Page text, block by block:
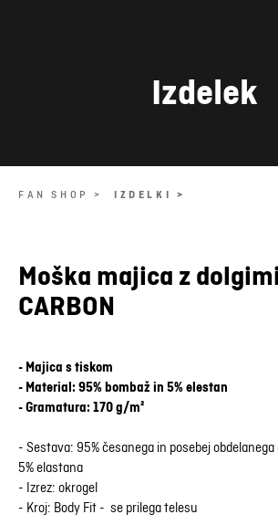
Izdelek
FAN SHOP > IZDELKI >
Moška majica z
CARBON
- Majica s tiskom
- Material: 95% bombaž in 5% elestan
- Gramatura: 170 g/m²
- Sestava: 95% česanega in posebej
5% elastana
- Izrez: okrogel
- Kroj: Body Fit - se prilega telesu